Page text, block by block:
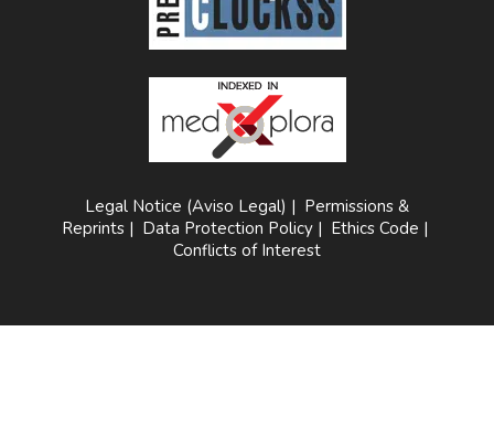
Legal Notice (Aviso Legal) | Permissions &
Reprints | Data Protection Policy | Ethics Code |
Conflicts of Interest